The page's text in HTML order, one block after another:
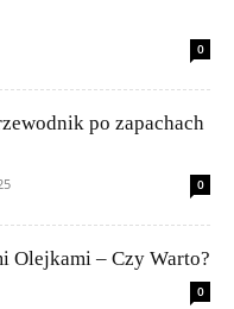
0
po zapachach
0
Olejkami – Czy Warto?
0